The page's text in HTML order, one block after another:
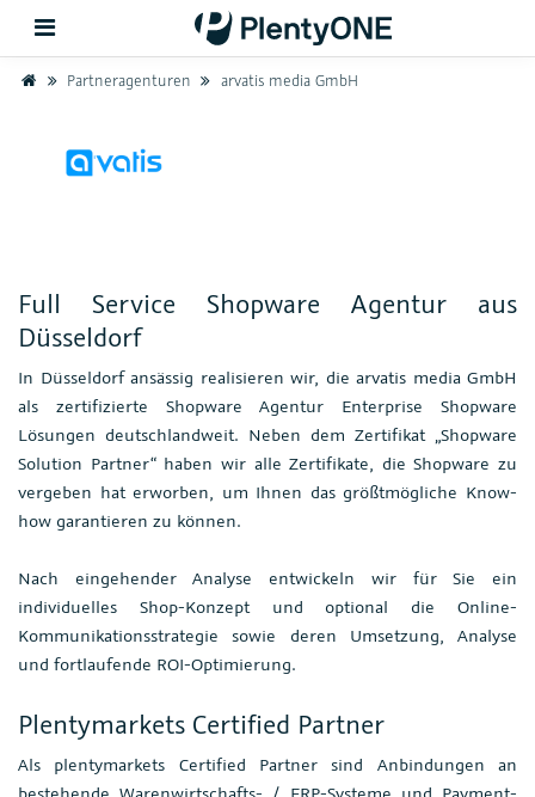
Hardware
HomePartneragenturen arvatis media GmbH
Full Service Shopware Agentur aus
Düsseldorf
In Düsseldorf ansässig realisieren wir, die arvatis media GmbH
als zertifizierte Shopware Agentur Enterprise Shopware
Lösungen deutschlandweit. Neben dem Zertifikat „Shopware
Solution Partner“ haben wir alle Zertifikate, die Shopware zu
vergeben hat erworben, um Ihnen das größtmögliche Know-
how garantieren zu können.
Nach eingehender Analyse entwickeln wir für Sie ein
individuelles Shop-Konzept und optional die Online-
Kommunikationsstrategie sowie deren Umsetzung, Analyse
und fortlaufende ROI-Optimierung.
Plentymarkets Certified Partner
Als plentymarkets Certified Partner sind Anbindungen an